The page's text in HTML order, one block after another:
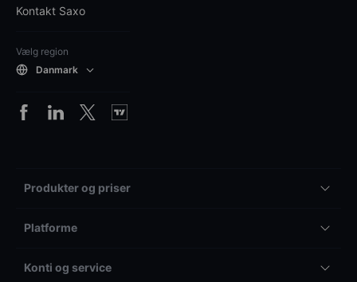
Kontakt Saxo
Vælg region
Danmark
Produkter og priser
Platforme
Konti og service